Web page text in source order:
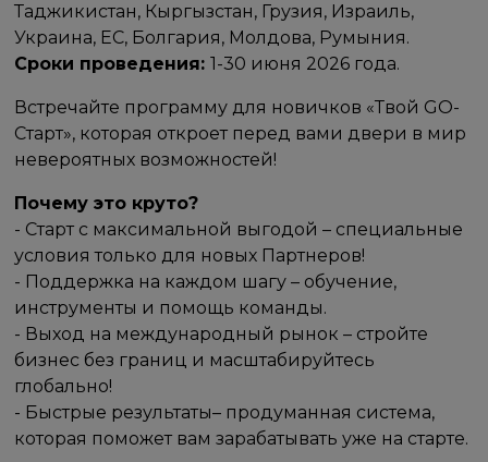
Таджикистан, Кыргызстан, Грузия, Израиль,
Украина, ЕС, Болгария, Молдова, Румыния.
Сроки проведения:1-30 июня 2026 года.
Встречайте программу для новичков «Твой GO-
Старт», которая откроет перед вами двери в мир
невероятных возможностей!
Почему это круто?
- Старт с максимальной выгодой – специальные
условия только для новых Партнеров!
- Поддержка на каждом шагу – обучение,
инструменты и помощь команды.
- Выход на международный рынок – стройте
бизнес без границ и масштабируйтесь
глобально!
- Быстрые результаты– продуманная система,
которая поможет вам зарабатывать уже на старте.